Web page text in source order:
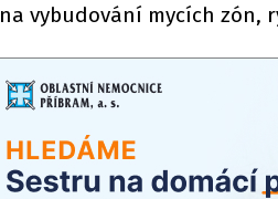
na vybudování mycích zón,